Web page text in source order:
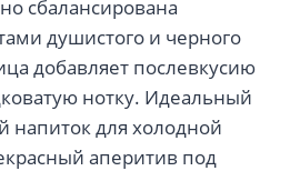
сбалансирована
душистого и черного
добавляет послевкусию
нотку. Идеальный
напиток для холодной
аперитив под